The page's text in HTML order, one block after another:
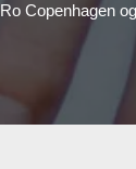
Copenhagen